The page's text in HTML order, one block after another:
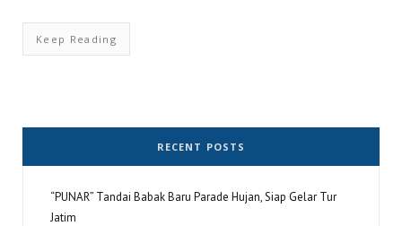
Keep Reading
RECENT POSTS
“PUNAR” Tandai Babak Baru Parade Hujan, Siap Gelar Tur
Jatim